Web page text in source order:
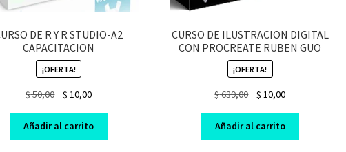
DE R Y R STUDIO-A2
CAPACITACION
¡OFERTA!
$50,00
Original
was:
$ 50,00.
$ 10,00Current
is:
$ 10,00.
Añadir al carrito
CURSO DE ILUSTRACION DIGITAL
CON PROCREATE RUBEN GUO
¡OFERTA!
$639,00
Original
was:
$ 639,00.
$ 10,00Current
is:
$ 10,00.
Añadir al carrito